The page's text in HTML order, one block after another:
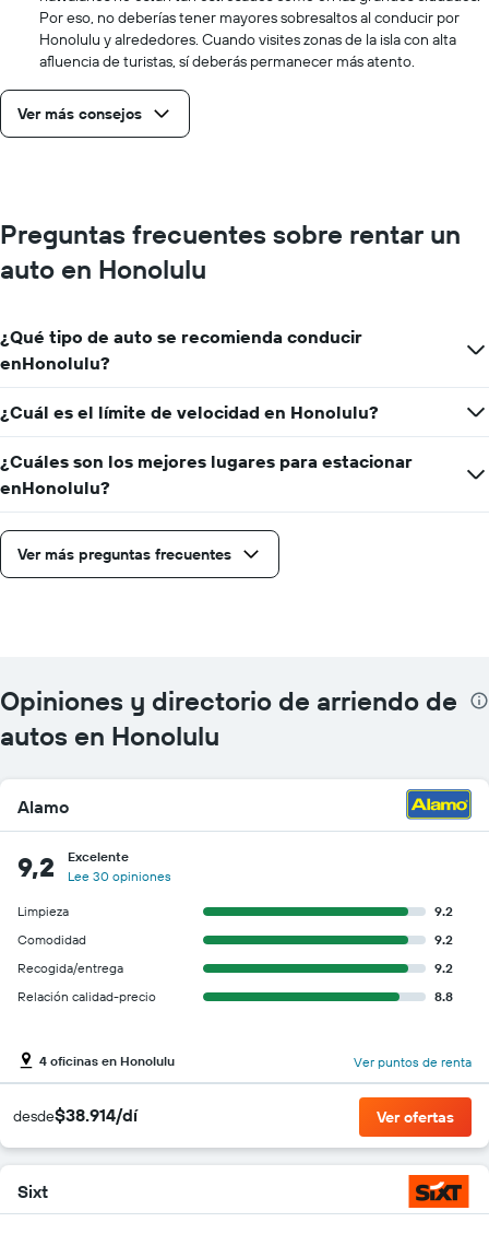
Por eso, no deberías tener mayores sobresaltos al conducir por
Honolulu y alrededores. Cuando visites zonas de la isla con alta
afluencia de turistas, sí deberás permanecer más atento.
Ver más consejos
Preguntas frecuentes sobre rentar un
auto en Honolulu
¿Qué tipo de auto se recomienda conducir
enHonolulu?
¿Cuál es el límite de velocidad en Honolulu?
¿Cuáles son los mejores lugares para estacionar
enHonolulu?
Ver más preguntas frecuentes
Opiniones y directorio de arriendo de
autos en Honolulu
Alamo
9,2
Excelente
Lee 30 opiniones
Limpieza
9.2
Comodidad
9.2
Recogida/entrega
9.2
Relación calidad-precio
8.8
4 oficinas en Honolulu Ver puntos de renta
desde$38.914/dí Ver ofertas
Sixt